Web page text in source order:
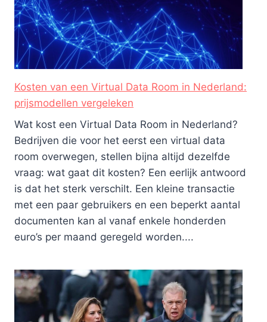
Kosten van een Virtual Data Room in Nederland:
prijsmodellen vergeleken
Wat kost een Virtual Data Room in Nederland?
Bedrijven die voor het eerst een virtual data
room overwegen, stellen bijna altijd dezelfde
vraag: wat gaat dit kosten? Een eerlijk antwoord
is dat het sterk verschilt. Een kleine transactie
met een paar gebruikers en een beperkt aantal
documenten kan al vanaf enkele honderden
euro’s per maand geregeld worden....